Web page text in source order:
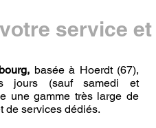
service
basée à Hoerdt (67),
jours (sauf samedi et
une gamme très large de
de services dédiés.